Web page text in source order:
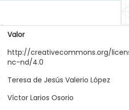
Valor
http://creativecommons.org/
nc-nd/4.0
Teresa de Jesús Valerio López
Víctor Larios Osorio